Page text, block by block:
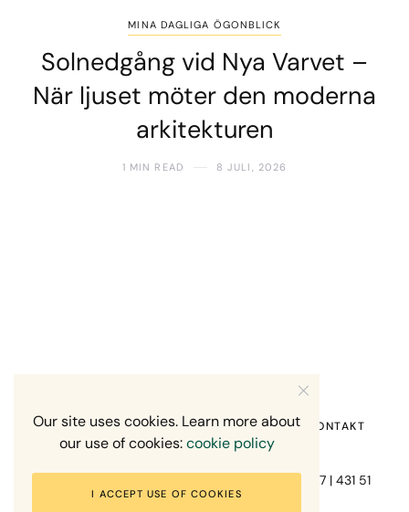
MINA DAGLIGA ÖGONBLICK
Solnedgång vid Nya Varvet –
När ljuset möter den moderna
arkitekturen
1 MIN READ 8 JULI, 2026
Fotograf Mikael Svensson | Gundefjällsgatan 407 | 431 51
Mölndal | +46-70-7671863
HEM OM MIG RECENSION OM MIG KONTAKT
Our site uses cookies. Learn more about
our use of cookies:cookie policy
I ACCEPT USE OF COOKIES